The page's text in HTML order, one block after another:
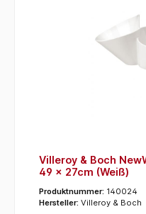
Villeroy & Boch
49 x 27cm (Weiß)
Produktnummer: 140024
Hersteller: Villeroy & Boch